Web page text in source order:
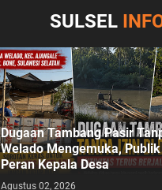
SULSEL
Dugaan Tambang Pasir
Welado Mengemuka,
Peran Kepala Desa
Agustus 02, 2026